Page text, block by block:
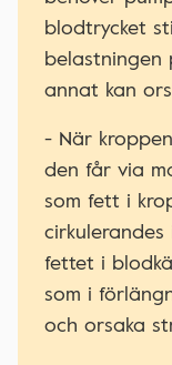
blodtrycket
annat kan
- När
den får via
som fett i
fettet i
som i
och orsaka